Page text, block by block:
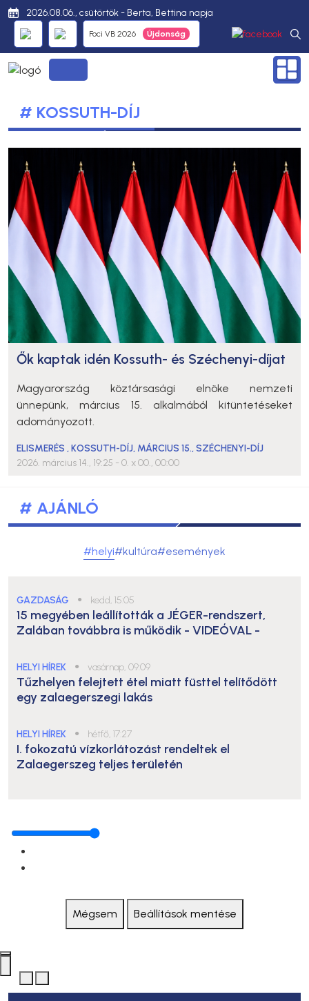
2026.08.06., csütörtök - Berta, Bettina napja
Foci VB 2026
# KOSSUTH-DÍJ
Ők kaptak idén Kossuth- és Széchenyi-díjat
Magyarország köztársasági elnöke nemzeti
ünnepünk, március 15. alkalmából kitüntetéseket
adományozott.
ELISMERÉS ,KOSSUTH-DÍJ, MÁRCIUS 15.,SZÉCHENYI-DÍJ
2026. március 14., 19:25 - 0. x 00., 00:00
# AJÁNLÓ
#helyi#kultúra#események
GAZDASÁG ● kedd, 15:05
15 megyében leállították a JÉGER-rendszert,
Zalában továbbra is működik - VIDEÓVAL -
HELYI HÍREK ● vasárnap, 09:09
Tűzhelyen felejtett étel miatt füsttel telítődött
egy zalaegerszegi lakás
HELYI HÍREK ● hétfő, 17:27
I. fokozatú vízkorlátozást rendeltek el
Zalaegerszeg teljes területén
Mégsem Beállítások mentése